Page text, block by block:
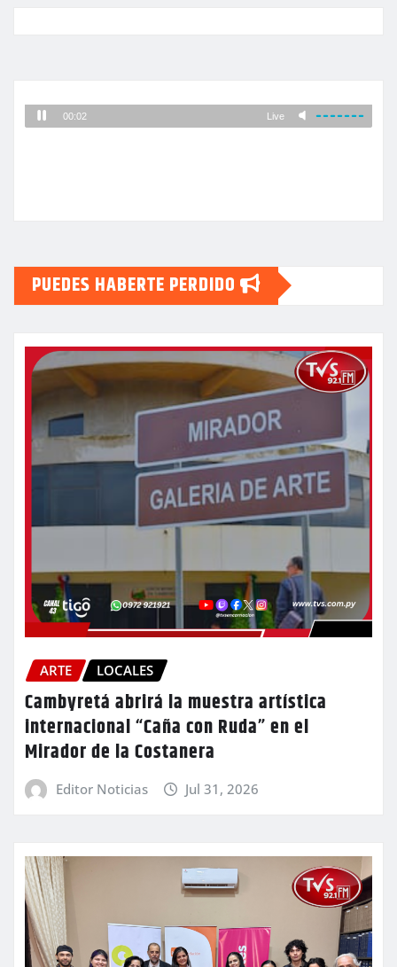
PUEDES HABERTE PERDIDO
ARTE LOCALES
Cambyretá abrirá la muestra artística
internacional “Caña con Ruda” en el
Mirador de la Costanera
Editor Noticias Jul 31, 2026